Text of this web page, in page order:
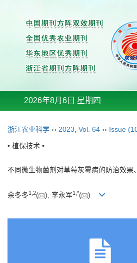
2026年8月6日 星期四
浙江农业科学 ›› 2023 Vol. 64 ›› Issue
• 植保技术 •
不同微生物菌剂对草莓灰霉病的防治效果
余冬冬1 2( ), 李永军1 *( )